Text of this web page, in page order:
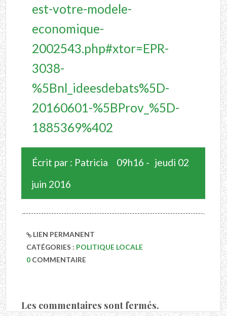
est-votre-modele-
economique-
2002543.php#xtor=EPR-
3038-
%5Bnl_ideesdebats%5D-
20160601-%5BProv_%5D-
1885369%402
Écrit par : Patricia 09h16 - jeudi 02
juin 2016
LIEN PERMANENT
CATÉGORIES : POLITIQUE LOCALE
0 COMMENTAIRE
Les commentaires sont fermés.